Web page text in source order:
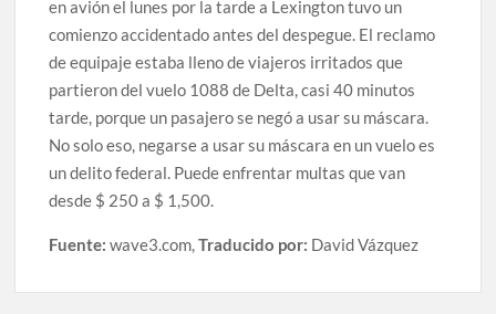
en avión el lunes por la tarde a Lexington tuvo un
comienzo accidentado antes del despegue. El reclamo
de equipaje estaba lleno de viajeros irritados que
partieron del vuelo 1088 de Delta, casi 40 minutos
tarde, porque un pasajero se negó a usar su máscara.
No solo eso, negarse a usar su máscara en un vuelo es
un delito federal. Puede enfrentar multas que van
desde $ 250 a $ 1,500.
Fuente: wave3.com,Traducido por: David Vázquez